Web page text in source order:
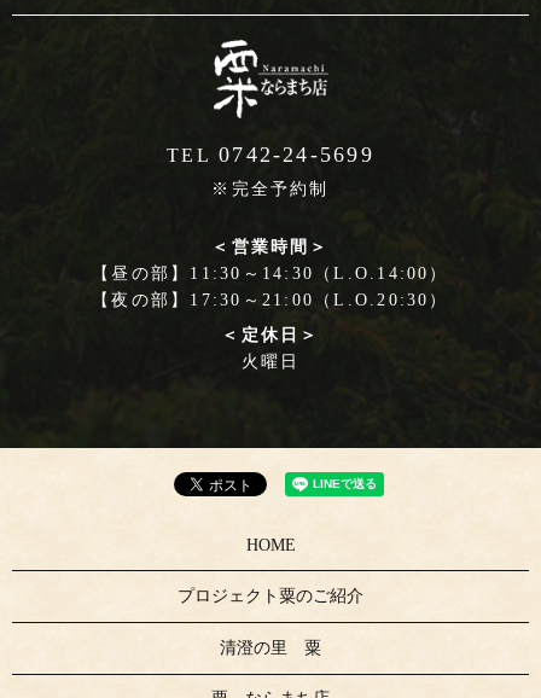
TEL0742-24-5699
※完全予約制
＜営業時間＞
【昼の部】11:30～14:30（L.O.14:00）
【夜の部】17:30～21:00（L.O.20:30）
＜定休日＞
火曜日
HOME
プロジェクト粟のご紹介
清澄の里 粟